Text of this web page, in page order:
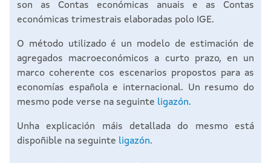
son as Contas económicas anuais e as Contas
económicas trimestrais elaboradas polo IGE.
O método utilizado é un modelo de estimación de
agregados macroeconómicos a curto prazo, en un
marco coherente cos escenarios propostos para as
economías española e internacional. Un resumo do
mesmo pode verse na seguinte ligazón.
Unha explicación máis detallada do mesmo está
dispoñible na seguinte ligazón.